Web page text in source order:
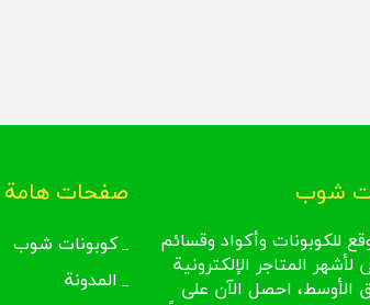
شوب
للكوبونات وأكواد وقسائم
المتاجر الإلكترونية
الأوسط، احصل الآن على
صفحات هامة
كوبونات شوب
المدونة